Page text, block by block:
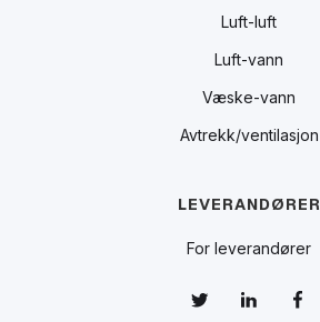
Luft-luft
Luft-vann
Væske-vann
Avtrekk/ventilasjon
LEVERANDØRER
For leverandører